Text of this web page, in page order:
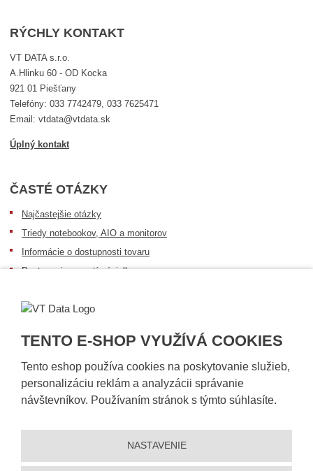
TENTO E-SHOP VYUŽÍVÁ COOKIES
Tento eshop používa cookies na poskytovanie služieb,
personalizáciu reklám a analyzácii správanie
návštevníkov. Používaním stránok s týmto súhlasíte.
NASTAVENIE
RÝCHLY KONTAKT
VT DATA s.r.o.
A.Hlinku 60 - OD Kocka
921 01 Piešťany
Telefóny: 033 7742479, 033 7625471
Email: vtdata@vtdata.sk
Úplný kontakt
ČASTÉ OTÁZKY
Najčastejšie otázky
Triedy notebookov, AIO a monitorov
Informácie o dostupnosti tovaru
Postup pri prevzatí zásielky
Sledovanie zásielok
Vyhlásenie o prístupnosti |Ochrana osobných údajov |Mapa stránky |